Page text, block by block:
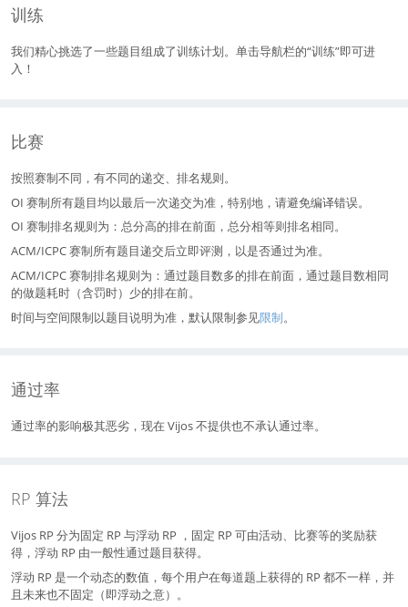
训练
我们精心挑选了一些题目组成了训练计划。单击导航栏的“训练”即可进
入！
比赛
按照赛制不同，有不同的递交、排名规则。
OI 赛制所有题目均以最后一次递交为准，特别地，请避免编译错误。
OI 赛制排名规则为：总分高的排在前面，总分相等则排名相同。
ACM/ICPC 赛制所有题目递交后立即评测，以是否通过为准。
ACM/ICPC 赛制排名规则为：通过题目数多的排在前面，通过题目数相同
的做题耗时（含罚时）少的排在前。
时间与空间限制以题目说明为准，默认限制参见限制。
通过率
通过率的影响极其恶劣，现在 Vijos 不提供也不承认通过率。
RP 算法
Vijos RP 分为固定 RP 与浮动 RP ，固定 RP 可由活动、比赛等的奖励获
得，浮动 RP 由一般性通过题目获得。
浮动 RP 是一个动态的数值，每个用户在每道题上获得的 RP 都不一样，并
且未来也不固定（即浮动之意）。